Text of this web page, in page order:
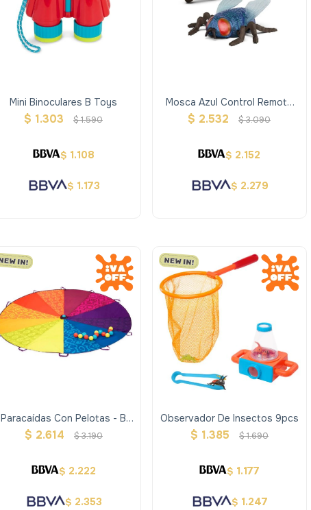
Mini Binoculares B Toys
$ 1.303 $1.590
$ 1.108
$ 1.173
Mosca Azul Control Remoto
Terra
$ 2.532 $3.090
$ 2.152
$ 2.279
Paracaídas Con Pelotas - B
Toys
$ 2.614 $3.190
$ 2.222
$ 2.353
Observador De Insectos 9pcs
$ 1.385 $1.690
$ 1.177
$ 1.247